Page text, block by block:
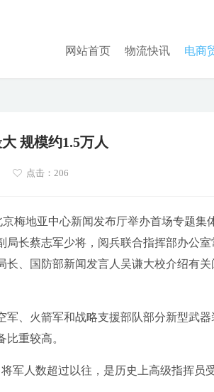
网站首页 物流快讯 电商
规模约1.5万人
点击： 206
梅地亚中心新闻发布厅举办首场专题集
长蔡志军少将，阅兵联合指挥部办公室
、国防部新闻发言人吴谦大校介绍有关
、火箭军和战略支援部队部分新型武器
重较高。
军人数超过以往，是历史上高级指挥员